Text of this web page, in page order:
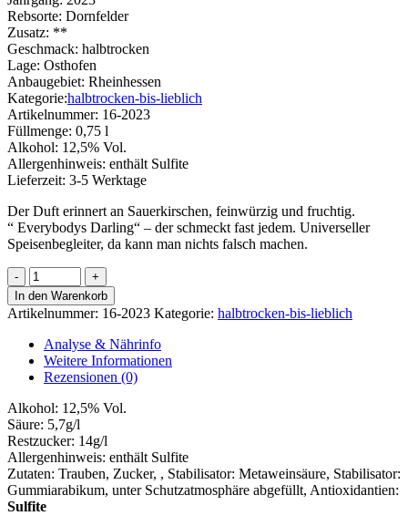
Rebsorte: Dornfelder
Zusatz: **
Geschmack: halbtrocken
Lage: Osthofen
Anbaugebiet: Rheinhessen
Kategorie:halbtrocken-bis-lieblich
Artikelnummer: 16-2023
Füllmenge: 0,75 l
Alkohol: 12,5% Vol.
Allergenhinweis: enthält Sulfite
Lieferzeit: 3-5 Werktage
Der Duft erinnert an Sauerkirschen, feinwürzig und fruchtig.
“ Everybodys Darling“ – der schmeckt fast jedem. Universeller
Speisenbegleiter, da kann man nichts falsch machen.
Osthofener
Dornfelder
Menge
In den Warenkorb
Artikelnummer: 16-2023 Kategorie: halbtrocken-bis-lieblich
Analyse & Nährinfo
Weitere Informationen
Rezensionen (0)
Alkohol: 12,5% Vol.
Säure: 5,7g/l
Restzucker: 14g/l
Allergenhinweis: enthält Sulfite
Zutaten: Trauben, Zucker, , Stabilisator: Metaweinsäure, Stabilisator:
Gummiarabikum, unter Schutzatmosphäre abgefüllt, Antioxidantien:
Sulfite